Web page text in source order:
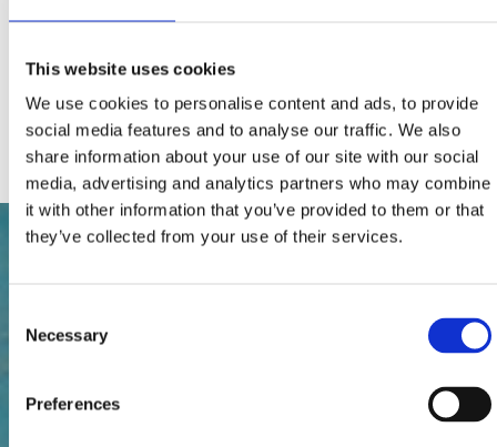
This website uses cookies
We use cookies to personalise content and ads, to provide
social media features and to analyse our traffic. We also
share information about your use of our site with our social
media, advertising and analytics partners who may combine
it with other information that you’ve provided to them or that
they’ve collected from your use of their services.
Selection
Necessary
Preferences
Mosogatógép
Priključak za internet